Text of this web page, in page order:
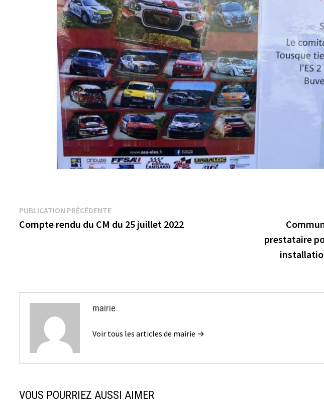
Navigation
de
PUBLICATION PRÉCÉDENTEPublication
précédente :
Compte rendu du CM du 25 juillet 2022
prestataire
mairie
Voir tous les articles de mairie →
VOUS POURRIEZ AUSSI AIMER